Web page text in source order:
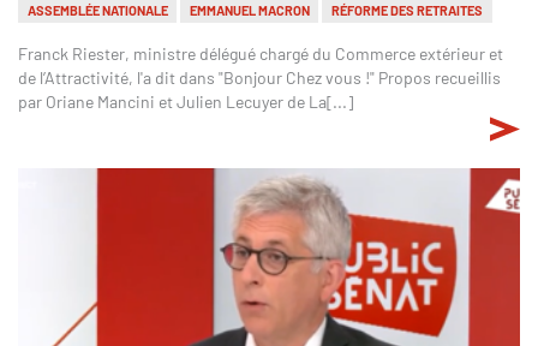
ASSEMBLÉE NATIONALE EMMANUEL MACRON RÉFORME DES RETRAITES
Franck Riester, ministre délégué chargé du Commerce extérieur et
de l’Attractivité, l'a dit dans "Bonjour Chez vous !" Propos recueillis
par Oriane Mancini et Julien Lecuyer de La[...]